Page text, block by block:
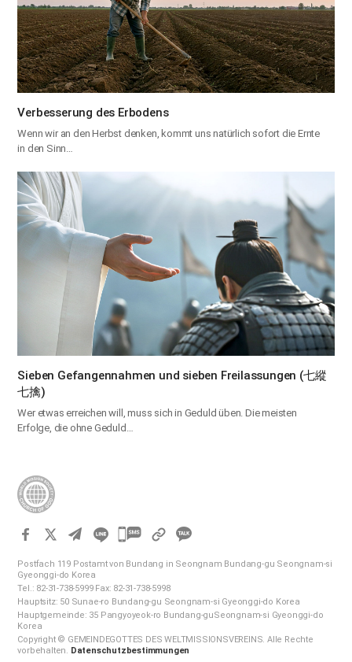
Verbesserung des Erbodens
Wenn wir an den Herbst denken, kommt uns natürlich sofort die Ernte
in den Sinn…
Sieben Gefangennahmen und sieben Freilassungen (七縱
七擒)
Wer etwas erreichen will, muss sich in Geduld üben. Die meisten
Erfolge, die ohne Geduld…
카
오
공
하
Postfach 119 Postamt von Bundang in Seongnam Bundang-gu Seongnam-si
Gyeonggi-do Korea
Tel.: 82-31-738-5999 Fax: 82-31-738-5998
Hauptsitz: 50 Sunae-ro Bundang-gu Seongnam-si Gyeonggi-do Korea
Hauptgemeinde: 35 Pangyoyeok-ro Bundang-guSeongnam-si Gyeonggi-do
Korea
Copyright © GEMEINDEGOTTES DES WELTMISSIONSVEREINS. Alle Rechte
vorbehalten. Datenschutzbestimmungen